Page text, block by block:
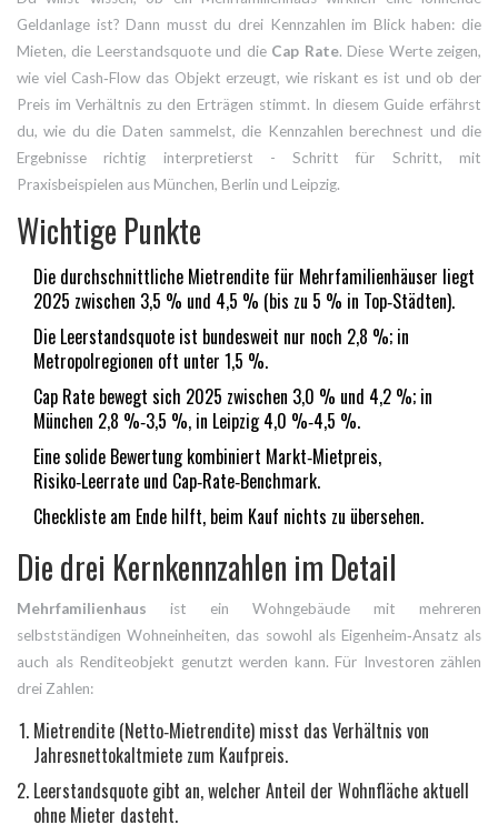
Geldanlage ist? Dann musst du drei Kennzahlen im Blick haben: die
Mieten, die Leerstandsquote und die Cap Rate. Diese Werte zeigen,
wie viel Cash‑Flow das Objekt erzeugt, wie riskant es ist und ob der
Preis im Verhältnis zu den Erträgen stimmt. In diesem Guide erfährst
du, wie du die Daten sammelst, die Kennzahlen berechnest und die
Ergebnisse richtig interpretierst - Schritt für Schritt, mit
Praxisbeispielen aus München, Berlin und Leipzig.
Wichtige Punkte
Die durchschnittliche Mietrendite für Mehrfamilienhäuser liegt
2025 zwischen 3,5 % und 4,5 % (bis zu 5 % in Top‑Städten).
Die Leerstandsquote ist bundesweit nur noch 2,8 %; in
Metropolregionen oft unter 1,5 %.
Cap Rate bewegt sich 2025 zwischen 3,0 % und 4,2 %; in
München 2,8 %‑3,5 %, in Leipzig 4,0 %‑4,5 %.
Eine solide Bewertung kombiniert Markt‑Mietpreis,
Risiko‑Leerrate und Cap‑Rate‑Benchmark.
Checkliste am Ende hilft, beim Kauf nichts zu übersehen.
Die drei Kernkennzahlen im Detail
Mehrfamilienhaus ist ein Wohngebäude mit mehreren
selbstständigen Wohneinheiten, das sowohl als Eigenheim‑Ansatz als
auch als Renditeobjekt genutzt werden kann. Für Investoren zählen
drei Zahlen:
Mietrendite (Netto‑Mietrendite) misst das Verhältnis von
Jahresnettokaltmiete zum Kaufpreis.
Leerstandsquote gibt an, welcher Anteil der Wohnfläche aktuell
ohne Mieter dasteht.